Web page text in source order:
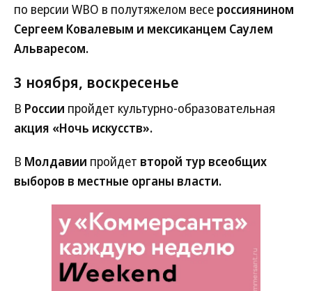
по версии WBO в полутяжелом весе россиянином
Сергеем Ковалевым и мексиканцем Саулем
Альваресом.
3 ноября, воскресенье
В России пройдет культурно-образовательная
акция «Ночь искусств».
В Молдавии пройдет второй тур всеобщих
выборов в местные органы власти.